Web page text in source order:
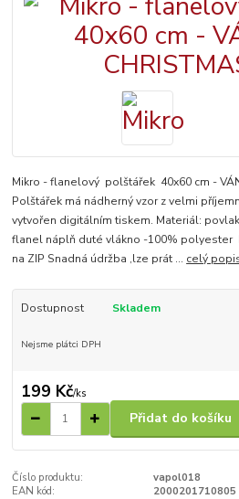
Mikro - flanelový polštářek 40x60 cm -
Polštářek má nádherný vzor z velmi
vytvořen digitálním tiskem. Materiál:
flanel náplň duté vlákno -100% polyester
na ZIP Snadná údržba ,lze prát ... celý
Dostupnost Skladem
Nejsme plátci DPH
199 Kč/ks
Přidat do košíku
Číslo produktu:
vapol018
EAN kód:
2000201710805